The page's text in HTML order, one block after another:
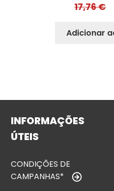
17,76€
Adicionar
INFORMAÇÕES
ÚTEIS
CONDIÇÕES DE
CAMPANHAS*